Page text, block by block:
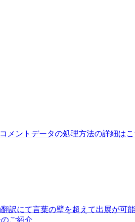
コメントデータの処理方法の詳細は
にて言葉の壁を超えて出展が可能
ご紹介